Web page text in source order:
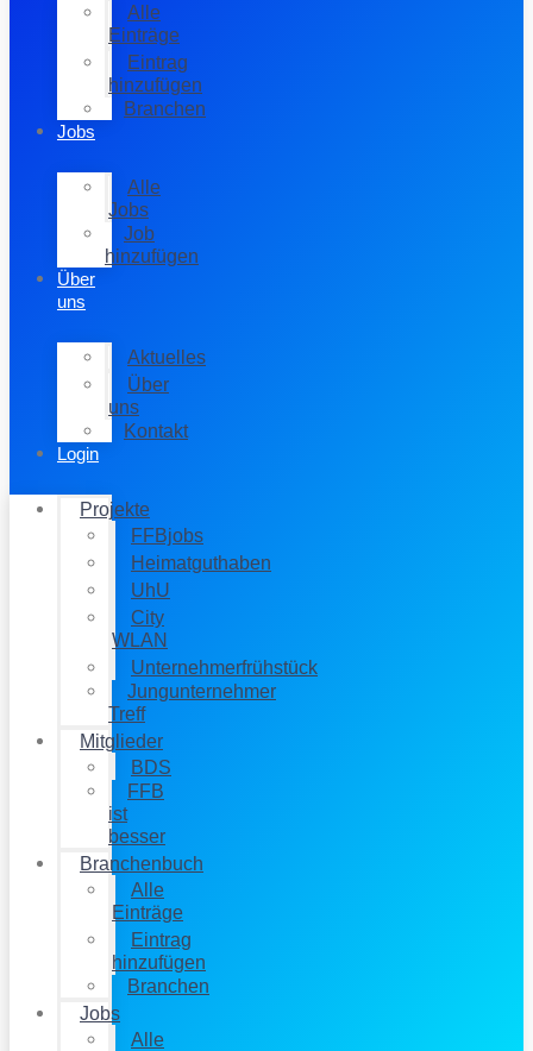
Alle
Einträge
Eintrag
hinzufügen
Branchen
Jobs
Alle
Jobs
Job
hinzufügen
Über
uns
Aktuelles
Über
uns
Kontakt
Login
Projekte
FFBjobs
Heimatguthaben
UhU
City
WLAN
Unternehmerfrühstück
Jungunternehmer
Treff
Mitglieder
BDS
FFB
ist
besser
Branchenbuch
Alle
Einträge
Eintrag
hinzufügen
Branchen
Jobs
Alle